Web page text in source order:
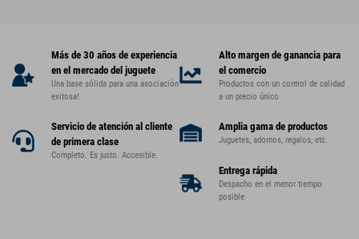
Más de 30 años de experiencia
en el mercado del juguete
Una base sólida para una asociación
exitosa!
Alto margen de ganancia para
el comercio
Productos con un control de calidad
a un precio único
Servicio de atención al cliente
de primera clase
Completo. Es justo. Accesible.
Amplia gama de productos
Juguetes, adornos, regalos, etc.
Entrega rápida
Despacho en el menor tiempo
posible